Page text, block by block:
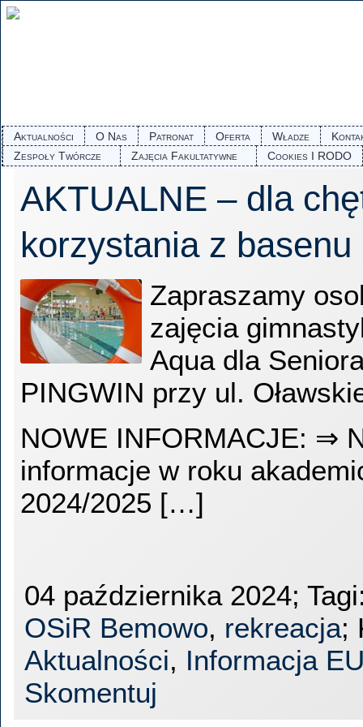
Aktualności O Nas Patronat Oferta Władze
Zespoły Twórcze
Zajęcia Fakultatywne Cookies I RODO
AKTUALNE – dla
korzystania z basenu
Zapraszamy
zajęcia
Aqua dla
PINGWIN przy ul.
NOWE INFORMACJE: ⇒
informacje w roku
2024/2025 […]
04 października 2024;
OSiR Bemowo, rekreacja;
Aktualności, Informacja
Skomentuj